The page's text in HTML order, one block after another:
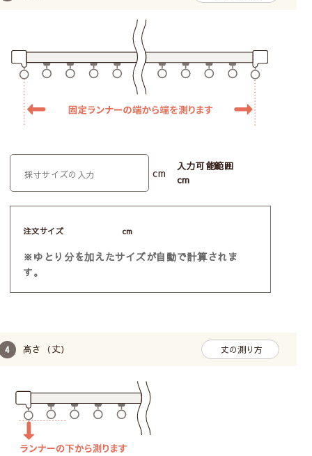
cm
入力可能範囲
cm
注文サイズ cm
※ゆとり分を加えたサイズが自動で計算されま
す。
高さ（丈） 丈の測り方